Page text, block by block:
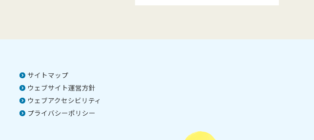
サイトマップ
ウェブサイト運営方針
ウェブアクセシビリティ
プライバシーポリシー